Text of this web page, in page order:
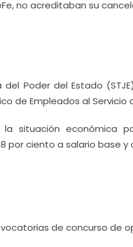
no acreditaban su
Poder del Estado
de Empleados al Servicio
situación económica
ciento a salario base y
de concurso de